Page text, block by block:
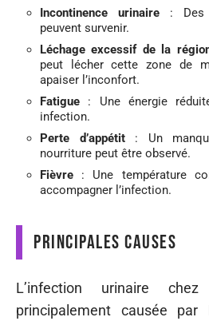
Incontinence urinaire : Des
peuvent survenir.
Léchage excessif de la
peut lécher cette zone de
apaiser l’inconfort.
Fatigue : Une énergie
infection.
Perte d’appétit: Un
nourriture peut être observé.
Fièvre : Une température
accompagner l’infection.
Principales causes
L’infection urinaire
principalement causée par